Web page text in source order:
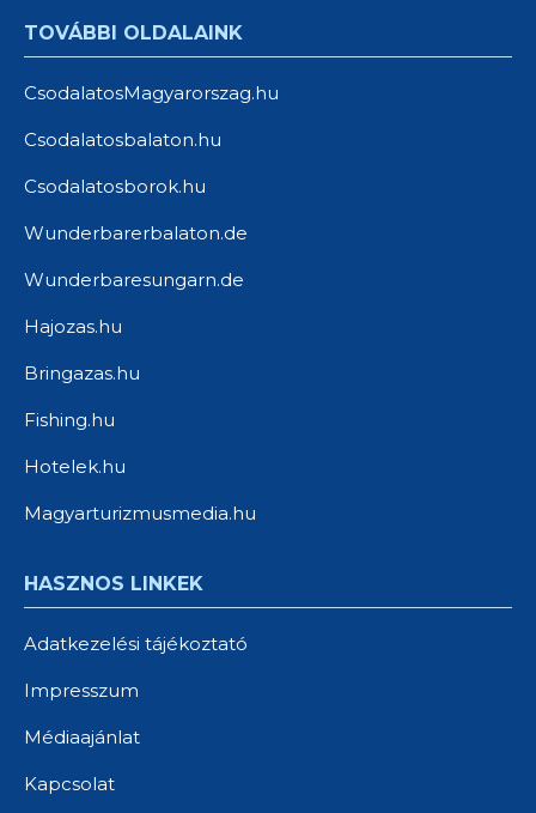
TOVÁBBI OLDALAINK
CsodalatosMagyarorszag.hu
Csodalatosbalaton.hu
Csodalatosborok.hu
Wunderbarerbalaton.de
Wunderbaresungarn.de
Hajozas.hu
Bringazas.hu
Fishing.hu
Hotelek.hu
Magyarturizmusmedia.hu
HASZNOS LINKEK
Adatkezelési tájékoztató
Impresszum
Médiaajánlat
Kapcsolat